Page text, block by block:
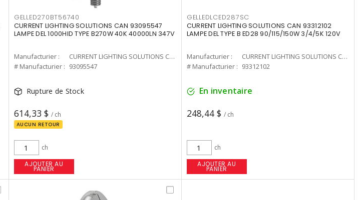
GELLED270BT56740
CURRENT LIGHTING SOLUTIONS CAN 93095547
LAMPE DEL 1000HID TYPE B270W 40K 40000LN 347V
Manufacturier :
CURRENT LIGHTING SOLUTIONS CAN
# Manufacturier : 93095547
Rupture de Stock
614,33 $ / ch
AUCUN RETOUR
ch
AJOUTER AU
PANIER
GELLEDLCED287SC
CURRENT LIGHTING SOLUTIONS CAN 93312102
LAMPE DEL TYPE B ED28 90/115/150W 3/4/5K 120V
Manufacturier :
CURRENT LIGHTING SOLUTIONS CAN
# Manufacturier : 93312102
En inventaire
248,44 $ / ch
ch
AJOUTER AU
PANIER